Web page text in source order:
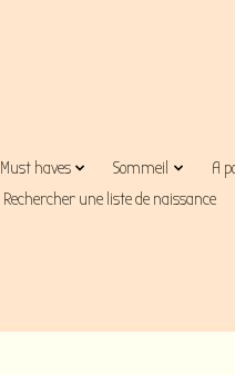
Must haves Sommeil A
Rechercher une liste de naissance